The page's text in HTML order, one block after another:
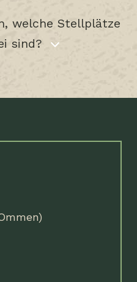
welche Stellplätze
sind?